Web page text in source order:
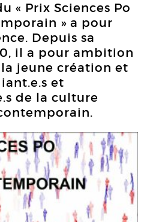
« Prix Sciences Po
» a pour
Depuis sa
il a pour ambition
jeune création et
et
de la culture